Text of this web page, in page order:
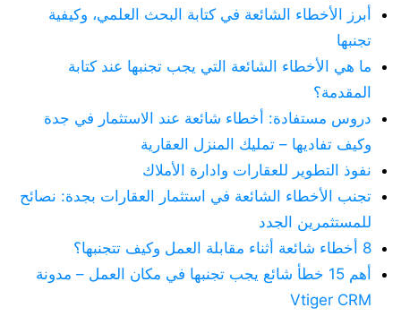
أبرز الأخطاء الشائعة في كتابة البحث العلمي، وكيفية
تجنبها
ما هي الأخطاء الشائعة التي يجب تجنبها عند كتابة
المقدمة؟
دروس مستفادة: أخطاء شائعة عند الاستثمار في جدة
وكيف تفاديها – تمليك المنزل العقارية
نفوذ التطوير للعقارات وادارة الأملاك
تجنب الأخطاء الشائعة في استثمار العقارات بجدة: نصائح
للمستثمرين الجدد
8 أخطاء شائعة أثناء مقابلة العمل وكيف تتجنبها؟
أهم 15 خطأ شائع يجب تجنبها في مكان العمل – مدونة
Vtiger CRM